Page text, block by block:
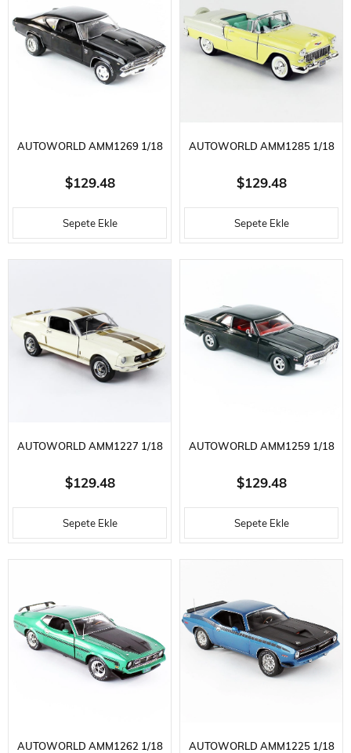
AUTOWORLD AMM1269 1/18
ÖLÇEK, 1969 CHEVY CHEVELLE
BALDWIN MOTION, TUXEDO
BLACK, SERGILEMEYE HAZIR
$129.48
Sepete Ekle
AUTOWORLD AMM1285 1/18
ÖLÇEK, 1955 CHEVY BEL AIR
CONVERTIBLE, YELLOW,
SERGILEMEYE HAZIR METAL
$129.48
Sepete Ekle
AUTOWORLD AMM1227 1/18
ÖLÇEK, 1967 SHELBY GT-350,
WIMBLEDON WHITE,
SERGILEMEYE HAZIR METAL
$129.48
Sepete Ekle
AUTOWORLD AMM1259 1/18
ÖLÇEK, 1966 CHEVY BISCAYNE
NICKEY, BLACK, SERGILEMEYE
HAZIR METAL ARABA MODELI
$129.48
Sepete Ekle
AUTOWORLD AMM1262 1/18 AUTOWORLD AMM1225 1/18